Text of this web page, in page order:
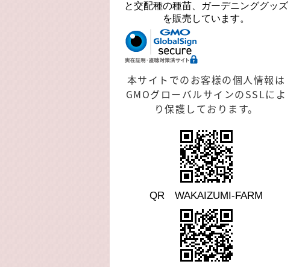
と交配種の種苗、ガーデニンググッズ
を販売しています。
本サイトでのお客様の個人情報は
GMOグローバルサインのSSLによ
り保護しております。
QR WAKAIZUMI-FARM